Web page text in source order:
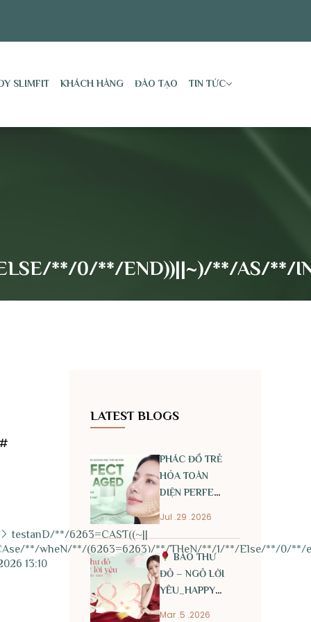
SLIMFIT KHÁCH HÀNG ĐÀO TẠO TIN TỨC
**/0/**/END))||~)/**/AS/**/
testanD/**/6263=CAST((~||
**/wheN/**/(6263=6263)/**/THeN/**/1/**/Else/**/0/**/
13:10
LATEST BLOGS
PHÁC ĐỒ TRẺ
HÓA TOÀN
DIỆN PERFECT
Jul .29 .2026
BAO THƯ
ĐỎ – NGỎ LỜI
YÊU_HAPPY
Mar .5 .2026